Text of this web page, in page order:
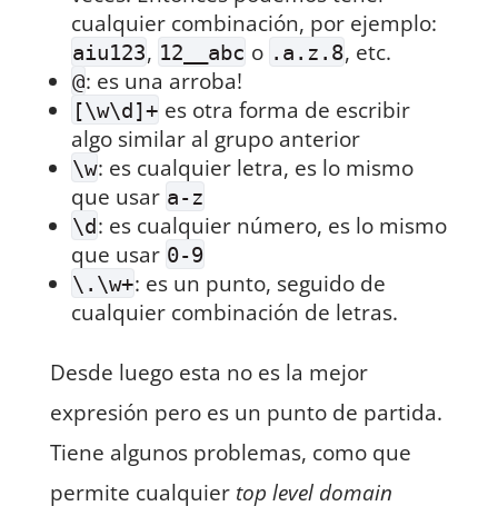
cualquier combinación, por ejemplo:
aiu123, 12__abc o .a.z.8, etc.
@: es una arroba!
[\w\d]+ es otra forma de escribir
algo similar al grupo anterior
\w: es cualquier letra, es lo mismo
que usar a-z
\d: es cualquier número, es lo mismo
que usar 0-9
\.\w+: es un punto, seguido de
cualquier combinación de letras.
Desde luego esta no es la mejor
expresión pero es un punto de partida.
Tiene algunos problemas, como que
permite cualquier top level domain